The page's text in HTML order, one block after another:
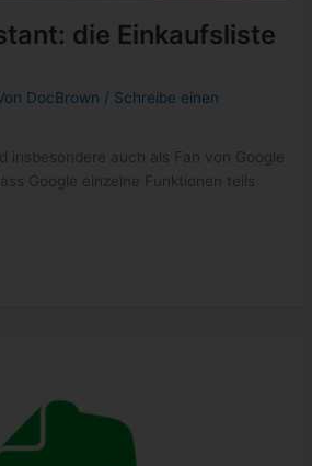
die Einkaufsliste
DocBrown / Schreibe einen
insbesondere auch als Fan von Google
Google einzelne Funktionen teils